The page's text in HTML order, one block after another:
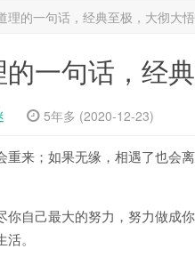
理的一句话，经典至极，大彻大悟
一句话，经
5年多 (2020-12-23)
重来；如果无缘，相遇了也会
你自己最大的努力，努力做成
。